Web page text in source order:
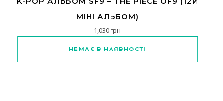
МІНІ АЛЬБОМ)
1,030грн
НЕМАЄ В НАЯВНОСТІ